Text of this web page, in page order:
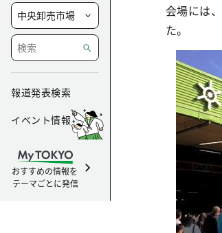
報道発表検索
イベント情報
おすすめの情報を
テーマごとに発信
会場には
た。